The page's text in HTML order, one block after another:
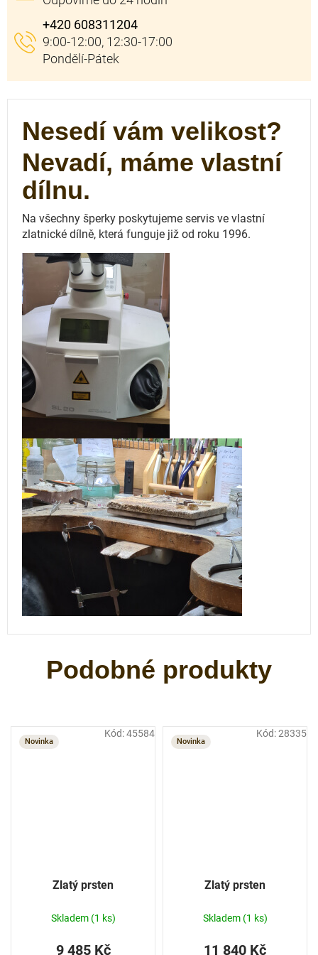
+420 608311204
Novinka
Zlatý prsten
Skladem (1 ks)
9 485 Kč
Kód:45584
Novinka
Zlatý prsten
Skladem (1 ks)
11 840 Kč
Kód:28335
Nesedí vám velikost?
Nevadí, máme vlastní
dílnu.
Na všechny šperky poskytujeme servis ve vlastní
zlatnické dílně, která funguje již od roku 1996.